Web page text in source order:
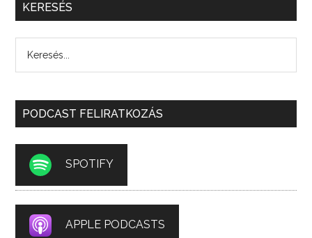
KERESÉS
PODCAST FELIRATKOZÁS
SPOTIFY
APPLE PODCASTS